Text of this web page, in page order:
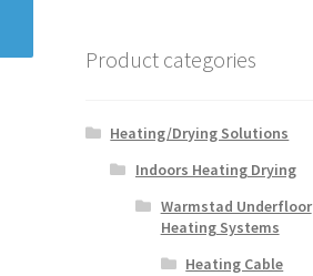
Product categories
Heating/Drying Solutions
Indoors Heating Drying
Warmstad Underfloor
Heating Systems
Heating Cable